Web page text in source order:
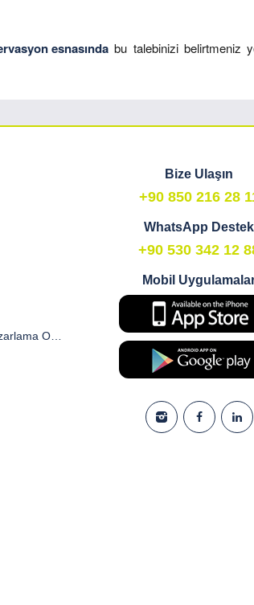
esnasında bu talebinizi belirtmeniz
Ticari Elektronik İleti ve Pazarlama Onay Formu
Bize Ulaşın
+90 850 216 28
WhatsApp Destek
+90 530 342 12
Mobil